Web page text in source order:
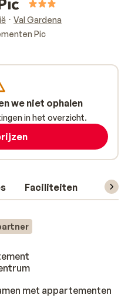
Val Gardena
Pic
Faciliteiten
met appartementen
we niet ophalen
in het overzicht.